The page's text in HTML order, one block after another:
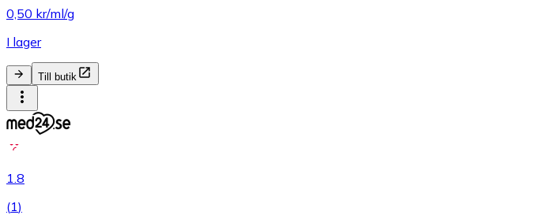
0,50 kr/ml/g
I lager
Till butik
1.8
(1)